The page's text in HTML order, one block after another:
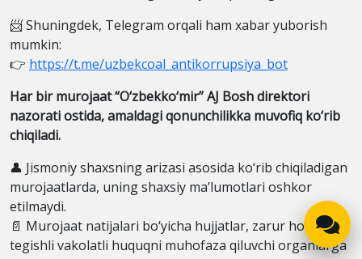
📨 Shuningdek, Telegram orqali ham xabar yuborish
mumkin:
👉 https://t.me/uzbekcoal_antikorrupsiya_bot
Har bir murojaat “O‘zbekko‘mir” AJ Bosh direktori
nazorati ostida, amaldagi qonunchilikka muvofiq ko‘rib
chiqiladi.
👤 Jismoniy shaxsning arizasi asosida ko‘rib chiqiladigan
murojaatlarda, uning shaxsiy ma’lumotlari oshkor
etilmaydi.
📄 Murojaat natijalari bo‘yicha hujjatlar, zarur hollarda,
tegishli vakolatli huquqni muhofaza qiluvchi organlarga